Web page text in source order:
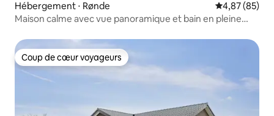
Hébergement ⋅ Rønde Évaluation
4,87 (85)
Maison calme avec vue panoramique et bain en pleine
Coup de cœur voyageurs
Coup de cœur voyageurs